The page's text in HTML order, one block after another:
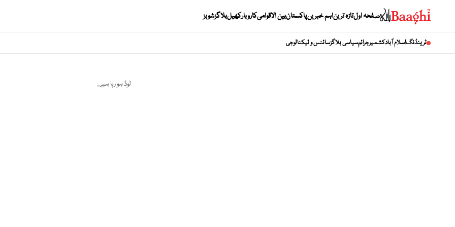
صفحہ اولتازہ تریناہم خبریںپاکستانبین الاقوامیکاروبارکھیلبلاگزشوبز
ٹرینڈنگاسلام آبادکشمیرجرائمسیاسی بلاگزسائنس و ٹیکنالوجی
لوڈ ہو رہا ہے...